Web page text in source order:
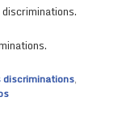
discriminations,